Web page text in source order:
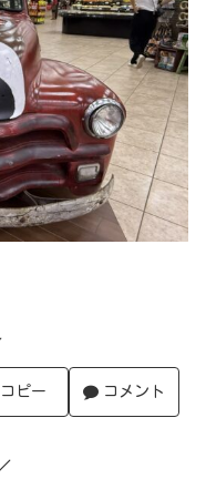
コピー コメント